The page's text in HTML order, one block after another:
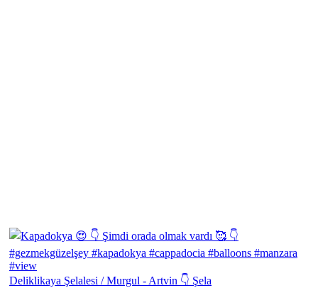
Deliklikaya Şelalesi / Murgul - Artvin 👇 Şela